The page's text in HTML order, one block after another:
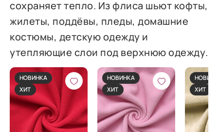
сохраняет тепло. Из флиса шьют кофты,
жилеты, поддёвы, пледы, домашние
костюмы, детскую одежду и
утепляющие слои под верхнюю одежду.
НОВИНКА
ХИТ
НОВИНКА
ХИТ
ХИТ